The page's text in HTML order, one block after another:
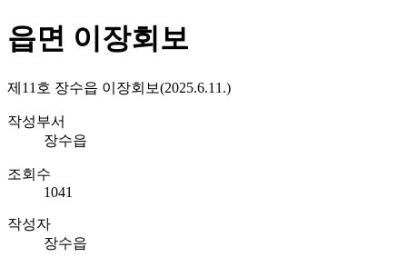
읍면 이장회보
제11호 장수읍 이장회보(2025.6.11.)
작성부서
장수읍
조회수
1041
작성자
장수읍